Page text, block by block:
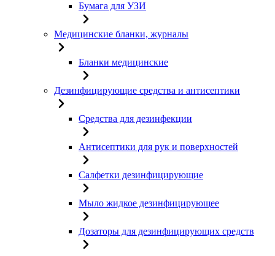
Бумага для УЗИ
Медицинские бланки, журналы
Бланки медицинские
Дезинфицирующие средства и антисептики
Средства для дезинфекции
Антисептики для рук и поверхностей
Салфетки дезинфицирующие
Мыло жидкое дезинфицирующее
Дозаторы для дезинфицирующих средств